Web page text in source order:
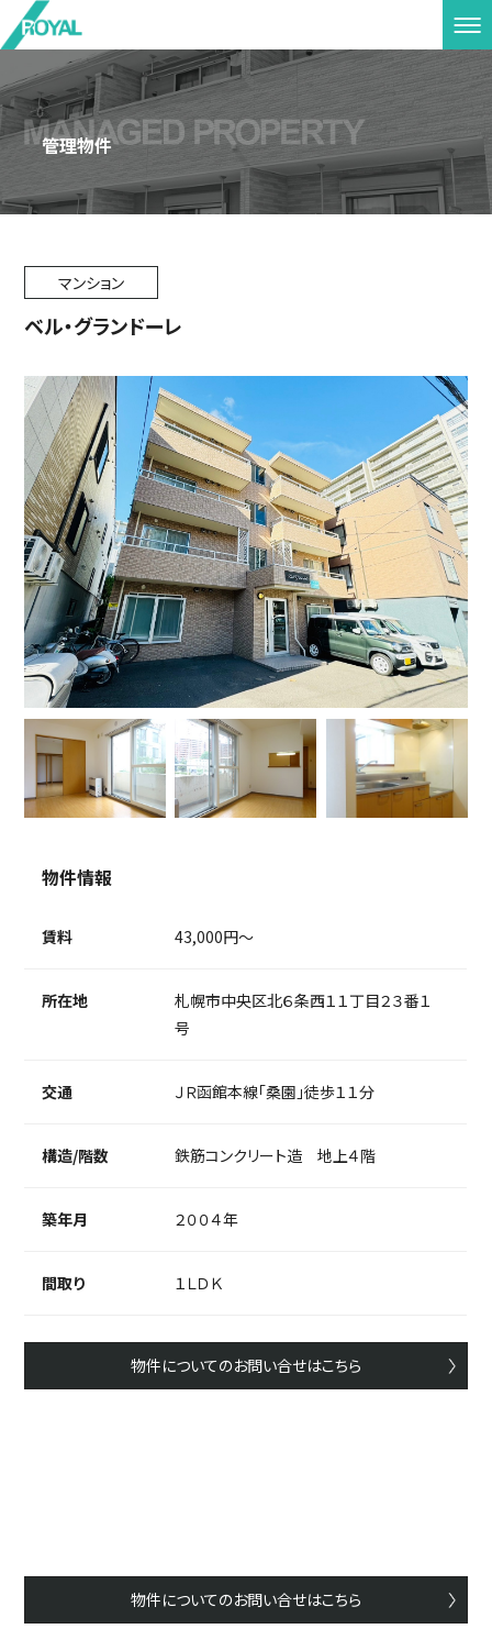
管理物件
マンション
ベル・グランドーレ
物件情報
賃料 43,000円～
所在地
札幌市中央区北６条西１１丁目２３番１
号
交通 ＪＲ函館本線「桑園」徒歩１１分
構造/階数 鉄筋コンクリート造 地上４階
築年月 ２００４年
間取り １ＬＤＫ
物件についてのお問い合せはこちら
物件についてのお問い合せはこちら